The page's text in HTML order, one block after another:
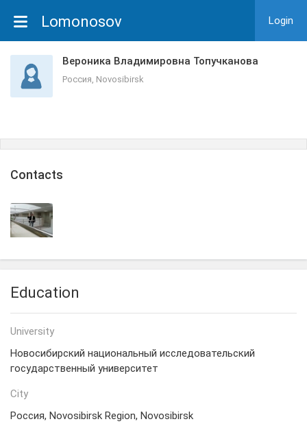
Lomonosov Login
Вероника Владимировна Топучканова
Россия, Novosibirsk
Сontacts
Education
University
Новосибирский национальный исследовательский
государственный университет
City
Россия, Novosibirsk Region, Novosibirsk